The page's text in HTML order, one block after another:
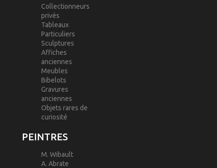
Collectionneurs
privés
Tableaux
Particuliers
Sculptures
Affiches
anciennes
Meubles
Bibelots
Gravures
anciennes
Objets rares de
curiosité
PEINTRES
M. Wibault
A. Abrate